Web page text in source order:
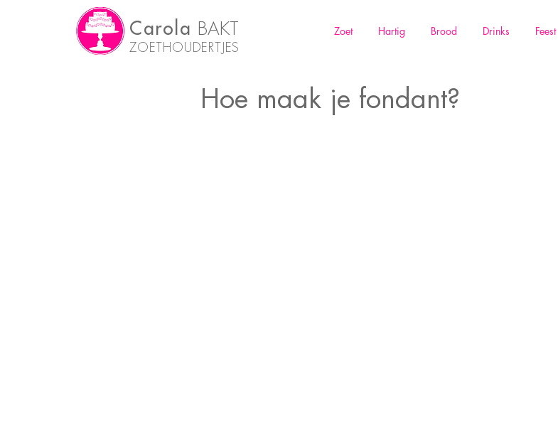
Carola BAKT
ZOETHOUDERTJES
Zoet Hartig Brood Drinks Feest
Hoe maak je fondant?